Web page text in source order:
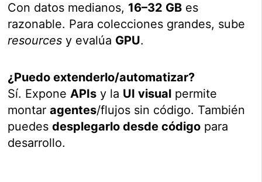
Con datos medianos, 16–32 GB es
razonable. Para colecciones grandes, sube
resources y evalúa GPU.
¿Puedo extenderlo/automatizar?
Sí. ExponeAPIs y la UI visual permite
montaragentes/flujos sin código. También
puedesdesplegarlo desde código para
desarrollo.